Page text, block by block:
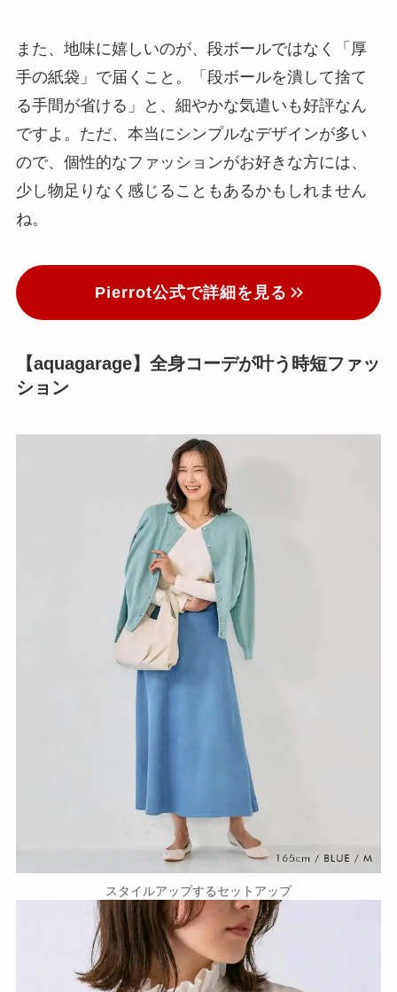
また、地味に嬉しいのが、段ボールではなく「厚
手の紙袋」で届くこと。「段ボールを潰して捨て
る手間が省ける」と、細やかな気遣いも好評なん
ですよ。ただ、本当にシンプルなデザインが多い
ので、個性的なファッションがお好きな方には、
少し物足りなく感じることもあるかもしれません
ね。
Pierrot公式で詳細を見る
【aquagarage】全身コーデが叶う時短ファッ
ション
スタイルアップするセットアップ